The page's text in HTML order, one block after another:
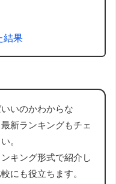
結果
いいのかわからな
新ランキングもチェ
。
キング形式で紹介し
にも役立ちます。